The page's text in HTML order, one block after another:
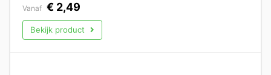
Vanaf € 2,49
Bekijk product